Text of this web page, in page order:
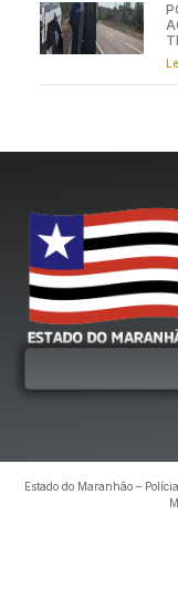
Estado do Maranhão –